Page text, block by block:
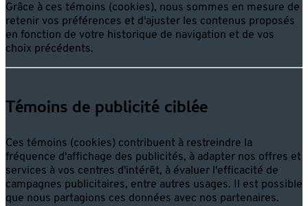
Grâce à ces témoins (cookies), nous sommes en mesure de
retenir vos préférences et d'ajuster les contenus proposés
en fonction de votre historique de navigation et de vos
choix précédents.
Témoins de publicité ciblée
Ces témoins (cookies) contribuent à restreindre la
fréquence d'affichage des publicités, à adapter nos offres et
services à vos centres d'intérêt, à évaluer l'efficacité de
campagnes publicitaires, entre autres usages. Il est possible
que nous partagions ces données avec nos partenaires.